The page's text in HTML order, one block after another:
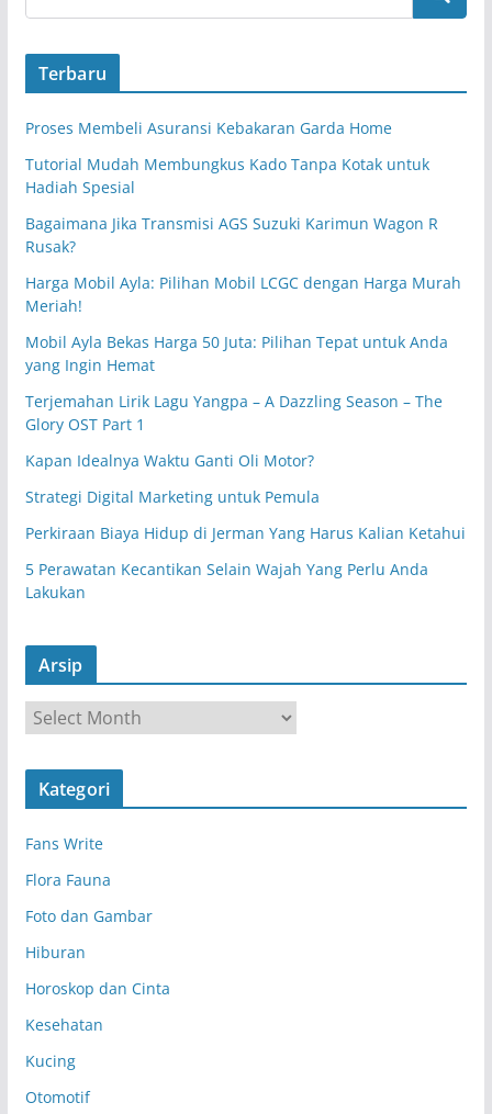
Terbaru
Proses Membeli Asuransi Kebakaran Garda Home
Tutorial Mudah Membungkus Kado Tanpa Kotak untuk
Hadiah Spesial
Bagaimana Jika Transmisi AGS Suzuki Karimun Wagon R
Rusak?
Harga Mobil Ayla: Pilihan Mobil LCGC dengan Harga Murah
Meriah!
Mobil Ayla Bekas Harga 50 Juta: Pilihan Tepat untuk Anda
yang Ingin Hemat
Terjemahan Lirik Lagu Yangpa – A Dazzling Season – The
Glory OST Part 1
Kapan Idealnya Waktu Ganti Oli Motor?
Strategi Digital Marketing untuk Pemula
Perkiraan Biaya Hidup di Jerman Yang Harus Kalian Ketahui
5 Perawatan Kecantikan Selain Wajah Yang Perlu Anda
Lakukan
Arsip
r
s
Kategori
Fans Write
Flora Fauna
Foto dan Gambar
Hiburan
Horoskop dan Cinta
Kesehatan
Kucing
Otomotif